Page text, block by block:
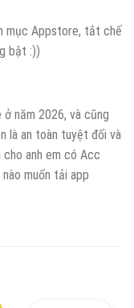
mục Appstore, tắt chế
bật :))
năm 2026, và cũng
là an toàn tuyệt đối và
anh em có Acc
muốn tải app